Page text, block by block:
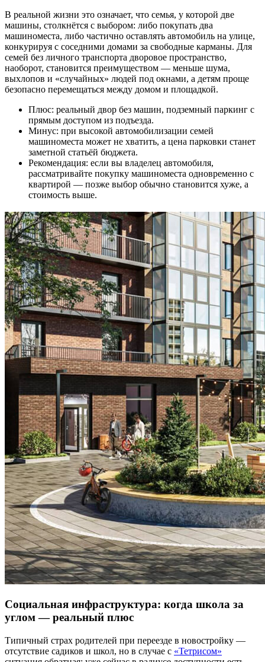
В реальной жизни это означает, что семья, у которой две
машины, столкнётся с выбором: либо покупать два
машиноместа, либо частично оставлять автомобиль на улице,
конкурируя с соседними домами за свободные карманы. Для
семей без личного транспорта дворовое пространство,
наоборот, становится преимуществом — меньше шума,
выхлопов и «случайных» людей под окнами, а детям проще
безопасно перемещаться между домом и площадкой.
Плюс: реальный двор без машин, подземный паркинг с
прямым доступом из подъезда.
Минус: при высокой автомобилизации семей
машиноместа может не хватить, а цена парковки станет
заметной статьёй бюджета.
Рекомендация: если вы владелец автомобиля,
рассматривайте покупку машиноместа одновременно с
квартирой — позже выбор обычно становится хуже, а
стоимость выше.
Социальная инфраструктура: когда школа за
углом — реальный плюс
Типичный страх родителей при переезде в новостройку —
отсутствие садиков и школ, но в случае с «Тетрисом»